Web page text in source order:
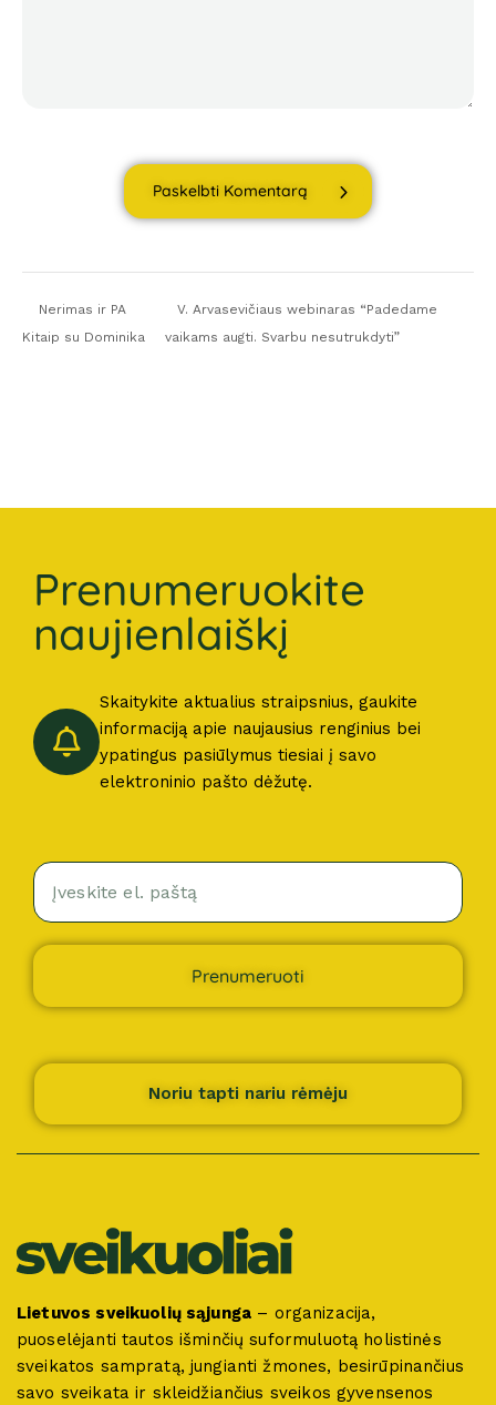
Paskelbti Komentarą
Nerimas ir PA
Kitaip su Dominika
V. Arvasevičiaus webinaras “Padedame
vaikams augti. Svarbu nesutrukdyti”
Prenumeruokite
naujienlaiškį
Skaitykite aktualius straipsnius, gaukite
informaciją apie naujausius renginius bei
ypatingus pasiūlymus tiesiai į savo
elektroninio pašto dėžutę.
Prenumeruoti
Noriu tapti nariu rėmėju
Lietuvos sveikuolių sąjunga – organizacija,
puoselėjanti tautos išminčių suformuluotą holistinės
sveikatos sampratą, jungianti žmones, besirūpinančius
savo sveikata ir skleidžiančius sveikos gyvensenos